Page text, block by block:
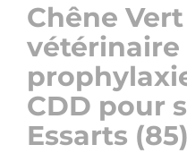
Chêne
vétérinaire
CDD pour
Essarts (85)